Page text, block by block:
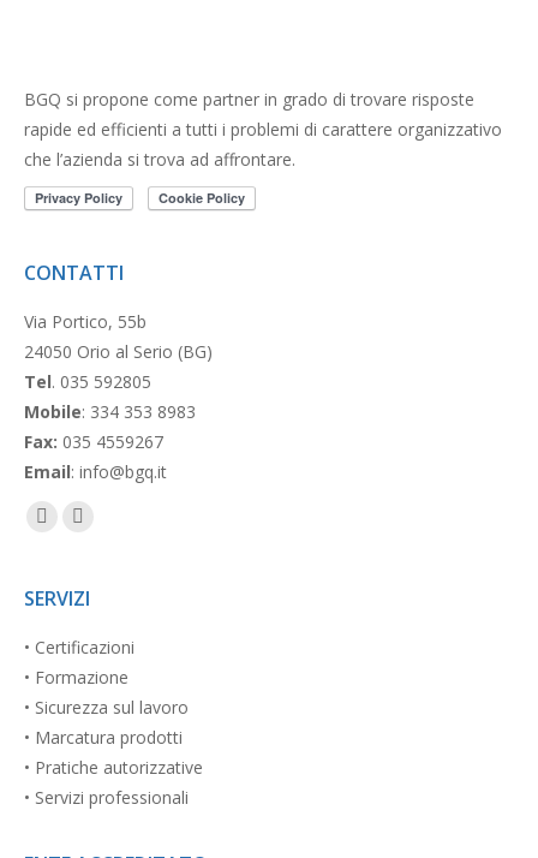
BGQ si propone come partner in grado di trovare risposte
rapide ed efficienti a tutti i problemi di carattere organizzativo
che l’azienda si trova ad affrontare.
CONTATTI
Via Portico, 55b
24050 Orio al Serio (BG)
Tel. 035 592805
Mobile: 334 353 8983
Fax: 035 4559267
Email: info@bgq.it
opens
new
window
opens
new
window
SERVIZI
• Certificazioni
• Formazione
• Sicurezza sul lavoro
• Marcatura prodotti
• Pratiche autorizzative
• Servizi professionali